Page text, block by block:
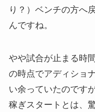
り？）ベンチの方へ
んですね。
やや試合が止まる時
の時点でアディショ
い余っていたのです
稼ぎスタートとは、